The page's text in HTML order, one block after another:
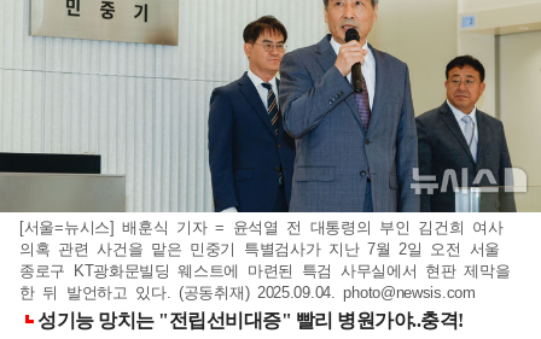
[서울=뉴시스] 배훈식 기자 = 윤석열 전 대통령의 부인 김건희 여사
의혹 관련 사건을 맡은 민중기 특별검사가 지난 7월 2일 오전 서울
종로구 KT광화문빌딩 웨스트에 마련된 특검 사무실에서 현판 제막을
한 뒤 발언하고 있다. (공동취재) 2025.09.04.photo@newsis.com